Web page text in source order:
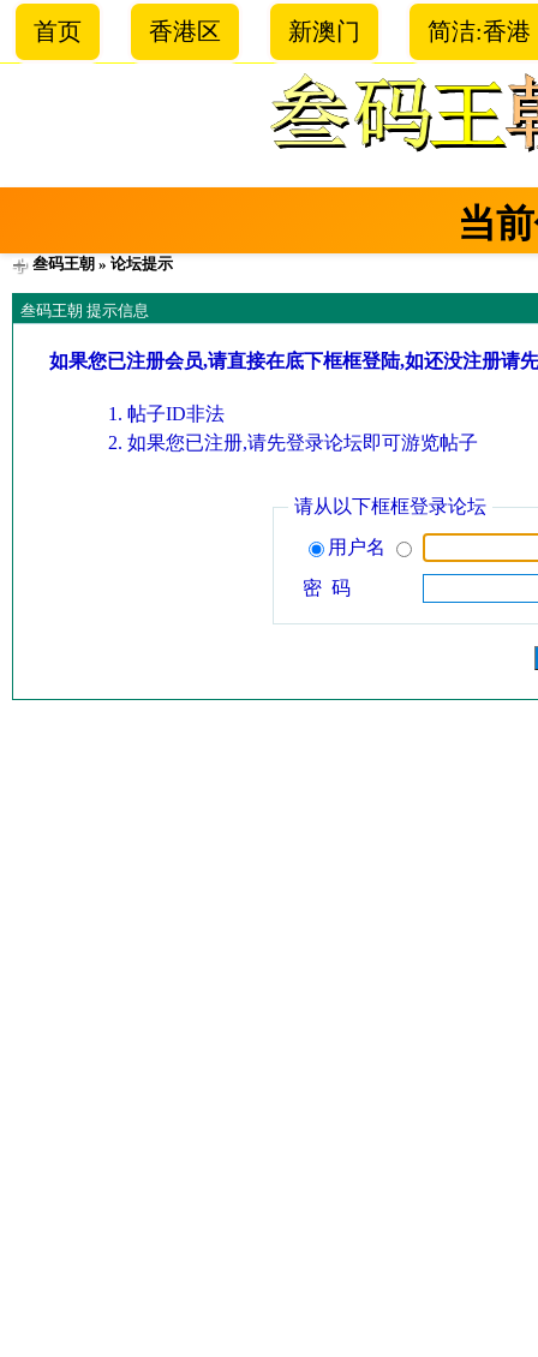
首页 香港区 新澳门 简洁:香港
当
叁码王朝 » 论坛提示
叁码王朝 提示信息
如果您已注册会员,请直接在底下框框登陆,如还没注册请
帖子ID非法
如果您已注册,请先登录论坛即可游览帖子
请从以下框框登录论坛
用户名
密 码